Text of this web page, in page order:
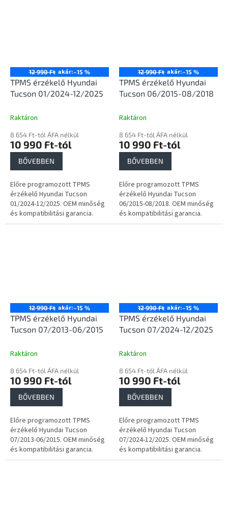
12 990 Ft akár:–15 %
TPMS érzékelő Hyundai
Tucson 01/2024-12/2025
Raktáron
8 654 Ft-tól ÁFA nélkül
10 990 Ft-tól
BŐVEBBEN
Előre programozott TPMS
érzékelő Hyundai Tucson
01/2024-12/2025. OEM minőség
és kompatibilitási garancia.
12 990 Ft akár:–15 %
TPMS érzékelő Hyundai
Tucson 06/2015-08/2018
Raktáron
8 654 Ft-tól ÁFA nélkül
10 990 Ft-tól
BŐVEBBEN
Előre programozott TPMS
érzékelő Hyundai Tucson
06/2015-08/2018. OEM minőség
és kompatibilitási garancia.
12 990 Ft akár:–15 %
TPMS érzékelő Hyundai
Tucson 07/2013-06/2015
Raktáron
8 654 Ft-tól ÁFA nélkül
10 990 Ft-tól
BŐVEBBEN
Előre programozott TPMS
érzékelő Hyundai Tucson
07/2013-06/2015. OEM minőség
és kompatibilitási garancia.
12 990 Ft akár:–15 %
TPMS érzékelő Hyundai
Tucson 07/2024-12/2025
Raktáron
8 654 Ft-tól ÁFA nélkül
10 990 Ft-tól
BŐVEBBEN
Előre programozott TPMS
érzékelő Hyundai Tucson
07/2024-12/2025. OEM minőség
és kompatibilitási garancia.